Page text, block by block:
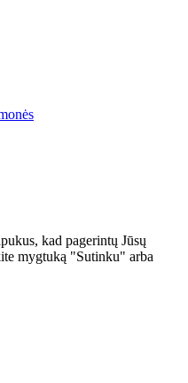
kad pagerintų Jūsų
mygtuką "Sutinku" arba